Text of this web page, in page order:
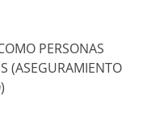
PERSONAS
(ASEGURAMIENTO